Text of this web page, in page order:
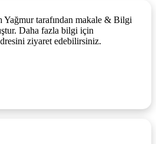
tarafından makale & Bilgi
Daha fazla bilgi için
ziyaret edebilirsiniz.